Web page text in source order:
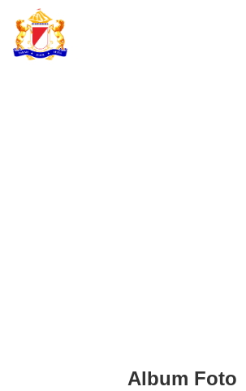
Album Foto